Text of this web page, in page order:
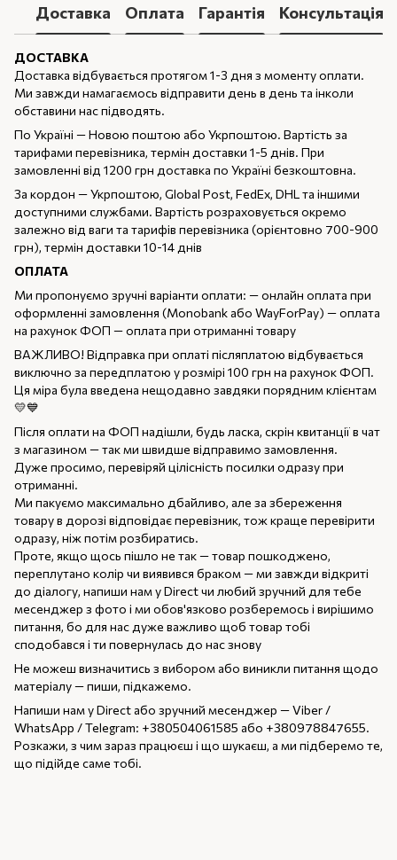
Доставка Оплата Гарантія Консультація
ДОСТАВКА
Доставка відбувається протягом 1-3 дня з моменту оплати.
Ми завжди намагаємось відправити день в день та інколи
обставини нас підводять.
По Україні — Новою поштою або Укрпоштою. Вартість за
тарифами перевізника, термін доставки 1-5 днів. При
замовленні від 1200 грн доставка по Україні безкоштовна.
За кордон — Укрпоштою, Global Post, FedEx, DHL та іншими
доступними службами. Вартість розраховується окремо
залежно від ваги та тарифів перевізника (орієнтовно 700-900
грн), термін доставки 10-14 днів
ОПЛАТА
Ми пропонуємо зручні варіанти оплати: — онлайн оплата при
оформленні замовлення (Monobank або WayForPay) — оплата
на рахунок ФОП — оплата при отриманні товару
ВАЖЛИВО! Відправка при оплаті післяплатою відбувається
виключно за передплатою у розмірі 100 грн на рахунок ФОП.
Ця міра була введена нещодавно завдяки порядним клієнтам
💛💙
Після оплати на ФОП надішли, будь ласка, скрін квитанції в чат
з магазином — так ми швидше відправимо замовлення.
Дуже просимо, перевіряй цілісність посилки одразу при
отриманні.
Ми пакуємо максимально дбайливо, але за збереження
товару в дорозі відповідає перевізник, тож краще перевірити
одразу, ніж потім розбиратись.
Проте, якщо щось пішло не так — товар пошкоджено,
переплутано колір чи виявився браком — ми завжди відкриті
до діалогу, напиши нам у Direct чи любий зручний для тебе
месенджер з фото і ми обов'язково розберемось і вирішимо
питання, бо для нас дуже важливо щоб товар тобі
сподобався і ти повернулась до нас знову
Не можеш визначитись з вибором або виникли питання щодо
матеріалу — пиши, підкажемо.
Напиши нам у Direct або зручний месенджер — Viber /
WhatsApp / Telegram: +380504061585 або +380978847655.
Розкажи, з чим зараз працюєш і що шукаєш, а ми підберемо те,
що підійде саме тобі.